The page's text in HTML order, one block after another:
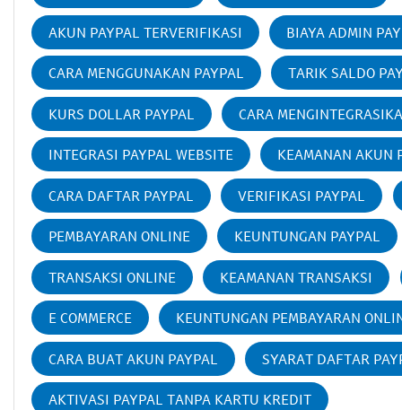
AKUN PAYPAL TERVERIFIKASI BIAYA ADMIN
CARA MENGGUNAKAN PAYPAL TARIK SALDO
KURS DOLLAR PAYPAL CARA
INTEGRASI PAYPAL WEBSITE KEAMANAN AKUN
CARA DAFTAR PAYPAL VERIFIKASI PAYPAL
PEMBAYARAN ONLINE KEUNTUNGAN PAYPAL
TRANSAKSI ONLINE KEAMANAN TRANSAKSI
E COMMERCE KEUNTUNGAN PEMBAYARAN
CARA BUAT AKUN PAYPAL SYARAT DAFTAR
AKTIVASI PAYPAL TANPA KARTU KREDIT